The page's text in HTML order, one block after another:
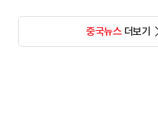
중국뉴스더보기